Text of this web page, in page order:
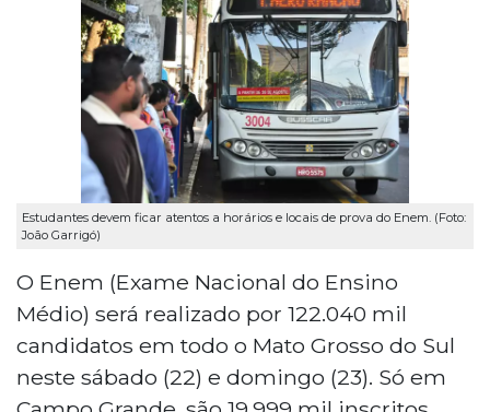
Estudantes devem ficar atentos a horários e locais de prova do Enem. (Foto:
João Garrigó)
O Enem (Exame Nacional do Ensino
Médio) será realizado por 122.040 mil
candidatos em todo o Mato Grosso do Sul
neste sábado (22) e domingo (23). Só em